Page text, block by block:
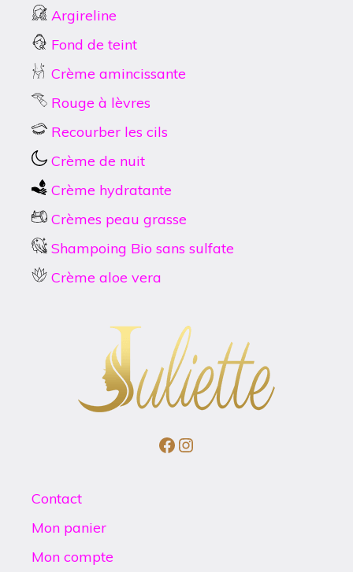
Argireline
Fond de teint
Crème amincissante
Rouge à lèvres
Recourber les cils
Crème de nuit
Crème hydratante
Crèmes peau grasse
Shampoing Bio sans sulfate
Crème aloe vera
Facebook
Instagram
Contact
Mon panier
Mon compte